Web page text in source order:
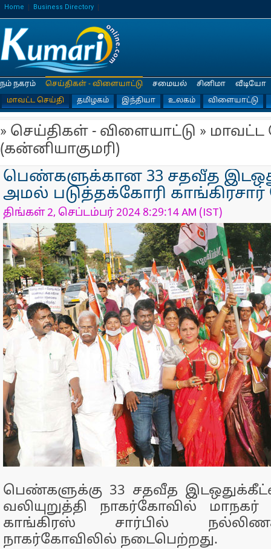
Home Business Directory
நம் நகரம்
செய்திகள் - விளையாட்டு
மாவட்ட செய்தி
தமிழகம் இந்தியா உலகம் விளையாட்டு
சமையல் சினிமா வீடியோ
» செய்திகள் - விளையாட்டு » மாவட்ட
(கன்னியாகுமரி)
பெண்களுக்கான 33 சதவீத
அமல் படுத்தக்கோரி
திங்கள் 2, செப்டம்பர் 2024 8:29:14 AM (IST)
பெண்களுக்கு 33 சதவீத
வலியுறுத்தி நாகர்கோவில்
காங்கிரஸ் சார்பில்
நாகர்கோவிலில் நடைபெற்றது.